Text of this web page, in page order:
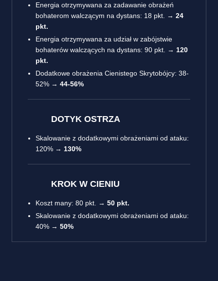
Energia otrzymywana za zadawanie obrażeń
bohaterom walczącym na dystans: 18 pkt. → 24
pkt.
Energia otrzymywana za udział w zabójstwie
bohaterów walczących na dystans: 90 pkt. → 120
pkt.
Dodatkowe obrażenia Cienistego Skrytobójcy: 38-
52% → 44-56%
DOTYK OSTRZA
Skalowanie z dodatkowymi obrażeniami od ataku:
120% → 130%
KROK W CIENIU
Koszt many: 80 pkt. → 50 pkt.
Skalowanie z dodatkowymi obrażeniami od ataku:
40% → 50%